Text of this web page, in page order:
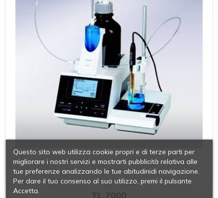
TL 7000
Questo sito web utilizza cookie propri e di terze parti per
migliorare i nostri servizi e mostrarti pubblicità relativa alle
tue preferenze analizzando le tue abitudinidi navigazione.
Per dare il tuo consenso al suo utilizzo, premi il pulsante
Accetta.